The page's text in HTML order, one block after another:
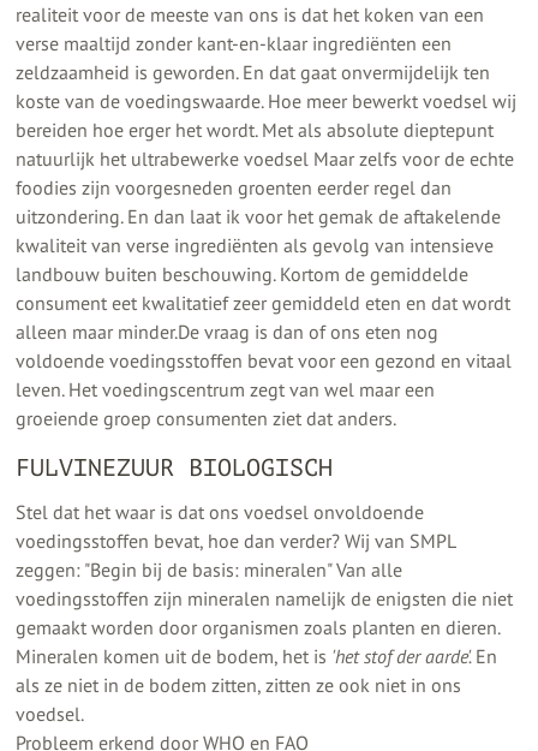
realiteit voor de meeste van ons is dat het koken van een
verse maaltijd zonder kant-en-klaar ingrediënten een
zeldzaamheid is geworden. En dat gaat onvermijdelijk ten
koste van de voedingswaarde. Hoe meer bewerkt voedsel wij
bereiden hoe erger het wordt. Met als absolute dieptepunt
natuurlijk het ultrabewerke voedsel Maar zelfs voor de echte
foodies zijn voorgesneden groenten eerder regel dan
uitzondering. En dan laat ik voor het gemak de aftakelende
kwaliteit van verse ingrediënten als gevolg van intensieve
landbouw buiten beschouwing. Kortom de gemiddelde
consument eet kwalitatief zeer gemiddeld eten en dat wordt
alleen maar minder.De vraag is dan of ons eten nog
voldoende voedingsstoffen bevat voor een gezond en vitaal
leven. Het voedingscentrum zegt van wel maar een
groeiende groep consumenten ziet dat anders.
FULVINEZUUR BIOLOGISCH
Stel dat het waar is dat ons voedsel onvoldoende
voedingsstoffen bevat, hoe dan verder? Wij van SMPL
zeggen: "Begin bij de basis: mineralen" Van alle
voedingsstoffen zijn mineralen namelijk de enigsten die niet
gemaakt worden door organismen zoals planten en dieren.
Mineralen komen uit de bodem, het is 'het stof der aarde'. En
als ze niet in de bodem zitten, zitten ze ook niet in ons
voedsel.
Probleem erkend door WHO en FAO